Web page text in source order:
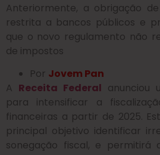
Anteriormente, a obrigação
restrita a bancos públicos e
que o novo regulamento não
de impostos
Por Jovem Pan
A Receita Federal anunciou
para intensificar a
financeiras a partir de 2025.
principal objetivo identificar
sonegação fiscal, e permitirá